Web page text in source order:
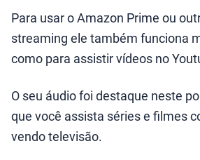
Para usar o Amazon Prime ou
streaming ele também funciona
como para assistir vídeos no
O seu áudio foi destaque neste
que você assista séries e filmes
vendo televisão.